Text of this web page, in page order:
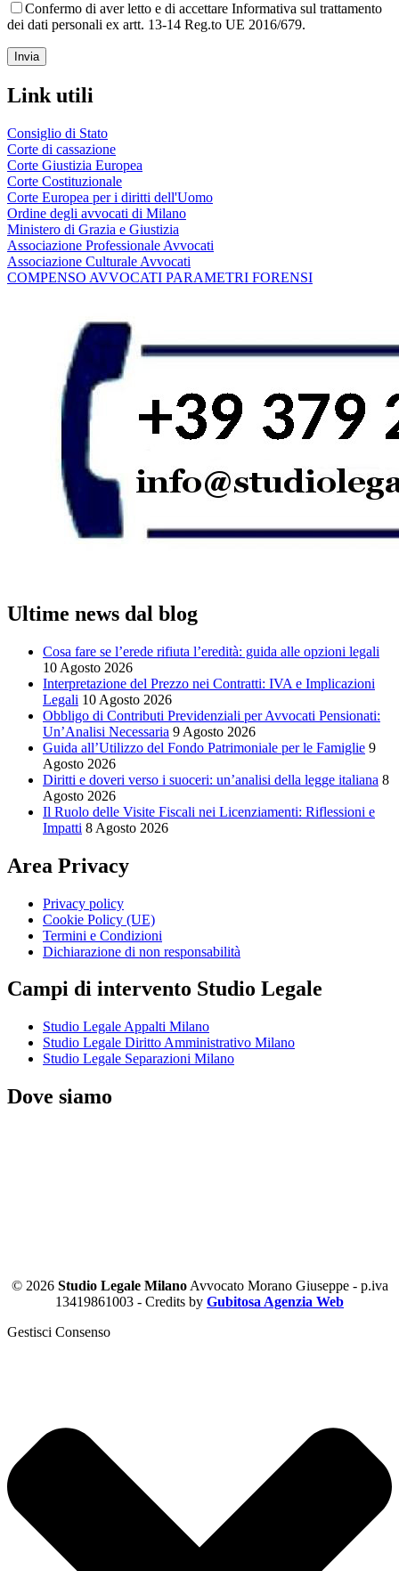
Confermo di aver letto e di accettare Informativa sul trattamento
dei dati personali ex artt. 13-14 Reg.to UE 2016/679.
Link utili
Consiglio di Stato
Corte di cassazione
Corte Giustizia Europea
Corte Costituzionale
Corte Europea per i diritti dell'Uomo
Ordine degli avvocati di Milano
Ministero di Grazia e Giustizia
Associazione Professionale Avvocati
Associazione Culturale Avvocati
COMPENSO AVVOCATI PARAMETRI FORENSI
Ultime news dal blog
Cosa fare se l’erede rifiuta l’eredità: guida alle opzioni legali
10 Agosto 2026
Interpretazione del Prezzo nei Contratti: IVA e Implicazioni
Legali 10 Agosto 2026
Obbligo di Contributi Previdenziali per Avvocati Pensionati:
Un’Analisi Necessaria 9 Agosto 2026
Guida all’Utilizzo del Fondo Patrimoniale per le Famiglie 9
Agosto 2026
Diritti e doveri verso i suoceri: un’analisi della legge italiana 8
Agosto 2026
Il Ruolo delle Visite Fiscali nei Licenziamenti: Riflessioni e
Impatti 8 Agosto 2026
Area Privacy
Privacy policy
Cookie Policy (UE)
Termini e Condizioni
Dichiarazione di non responsabilità
Campi di intervento Studio Legale
Studio Legale Appalti Milano
Studio Legale Diritto Amministrativo Milano
Studio Legale Separazioni Milano
Dove siamo
© 2026 Studio Legale MilanoAvvocato Morano Giuseppe - p.iva
13419861003 - Credits by Gubitosa Agenzia Web
Gestisci Consenso